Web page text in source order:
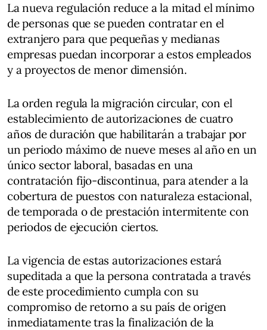
La nueva regulación reduce a la mitad el mínimo
de personas que se pueden contratar en el
extranjero para que pequeñas y medianas
empresas puedan incorporar a estos empleados
y a proyectos de menor dimensión.
La orden regula la migración circular, con el
establecimiento de autorizaciones de cuatro
años de duración que habilitarán a trabajar por
un periodo máximo de nueve meses al año en un
único sector laboral, basadas en una
contratación fijo-discontinua, para atender a la
cobertura de puestos con naturaleza estacional,
de temporada o de prestación intermitente con
periodos de ejecución ciertos.
La vigencia de estas autorizaciones estará
supeditada a que la persona contratada a través
de este procedimiento cumpla con su
compromiso de retorno a su país de origen
inmediatamente tras la finalización de la